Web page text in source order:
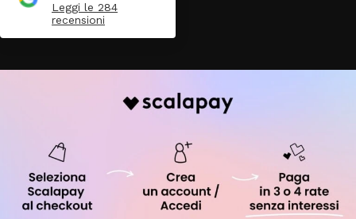
Leggi le 284
recensioni